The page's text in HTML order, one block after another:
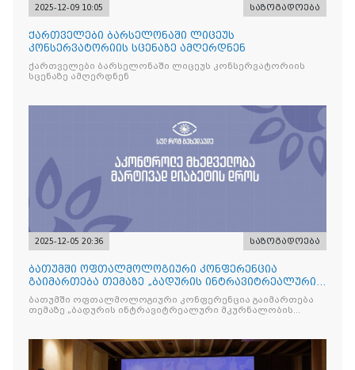
2025-12-09 10:05 საზოგადოება
ქართველები ბარსელონაში ლიცეუს
კონსერვატორიის სცენაზე ამღერდნენ
ქართველები ბარსელონაში ლიცეუს კონსერვატორიის
სცენაზე ამღერდნენ
2025-12-05 20:36 საზოგადოება
ბათუმში ოფთალმოლოგიური კონფერენცია
გაიმართება თემაზე „ბადურის ინტრავიტრეალური
მკურნალობის ოპტიმიზაცი
ბათუმში ოფთალმოლოგიური კონფერენცია გაიმართება
თემაზე „ბადურის ინტრავიტრეალური მკურნალობის